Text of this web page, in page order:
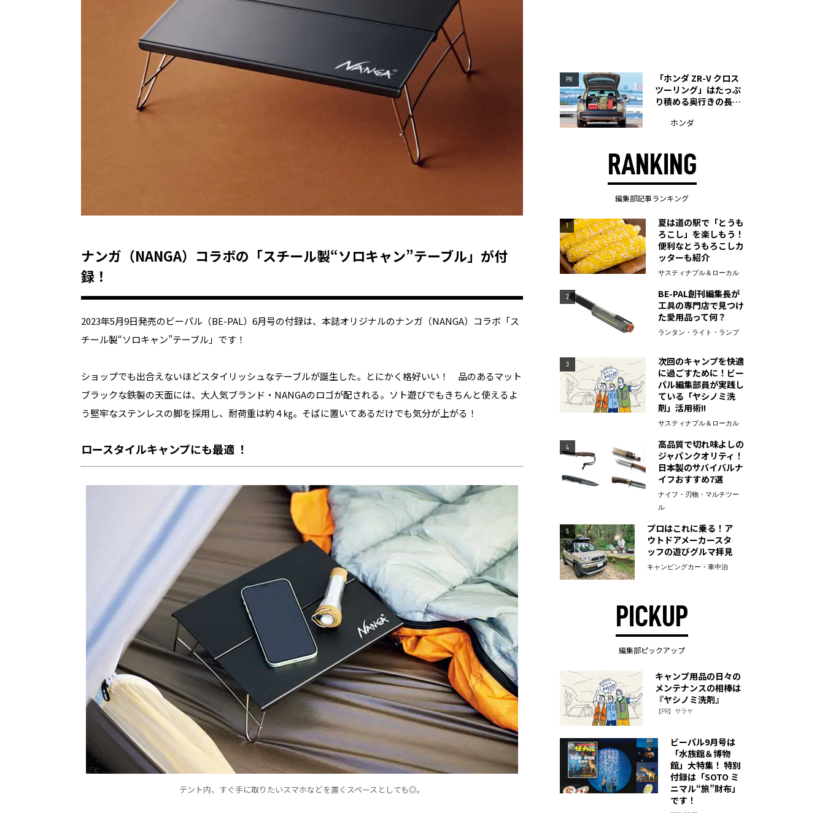
ナンガ（NANGA）コラボの「スチール製“ソロキャン”テーブル」が付
録！
2023年5月9日発売のビーパル（BE-PAL）6月号の付録は、本誌オリジナルのナンガ（NANGA）コラボ「ス
チール製“ソロキャン”テーブル」です！
ショップでも出合えないほどスタイリッシュなテーブルが誕生した。とにかく格好いい！ 品のあるマット
ブラックな鉄製の天面には、大人気ブランド・NANGAのロゴが配される。ソト遊びでもきちんと使えるよ
う堅牢なステンレスの脚を採用し、耐荷重は約４㎏。そばに置いてあるだけでも気分が上がる！
ロースタイルキャンプにも最適 ！
テント内、すぐ手に取りたいスマホなどを置くスペースとしても◎。
PR
「ホンダ ZR-V クロス
ツーリング」はたっぷ
り積める奥行きの長い
ホンダ
RANKING
編集部記事ランキング
1
夏は道の駅で「とうも
ろこし」を楽しもう！
便利なとうもろこしカ
ッターも紹介
サスティナブル＆ローカル
2
BE-PAL創刊編集長が
工具の専門店で見つけ
た愛用品って何？
ランタン・ライト・ランプ
3
次回のキャンプを快適
に過ごすために！ビー
パル編集部員が実践し
ている「ヤシノミ洗
剤」活用術!!
サスティナブル＆ローカル
4
高品質で切れ味よしの
ジャパンクオリティ！
日本製のサバイバルナ
イフおすすめ7選
ナイフ・刃物・マルチツー
ル
5
プロはこれに乗る！ア
ウトドアメーカースタ
ッフの遊びグルマ拝見
キャンピングカー・車中泊
PICKUP
編集部ピックアップ
キャンプ用品の日々の
メンテナンスの相棒は
『ヤシノミ洗剤』
【PR】サラヤ
ビーパル9月号は
「水族館＆博物
館」大特集！ 特別
付録は「SOTO ミ
ニマル“旅”財布」
です！